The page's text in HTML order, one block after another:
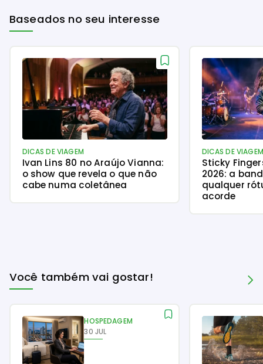
Baseados no seu interesse
DICAS DE VIAGEM
Ivan Lins 80 no Araújo Vianna:
o show que revela o que não
cabe numa coletânea
DICAS DE VIAGEM
Sticky
2026: a
qualquer
acorde
Você também vai gostar!
HOSPEDAGEM
30 JUL